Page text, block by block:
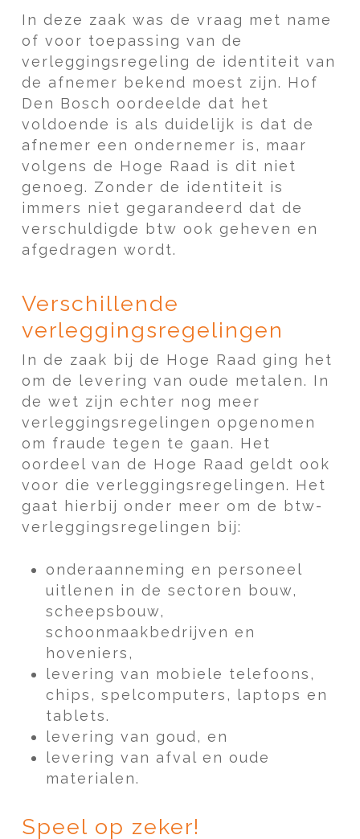
In deze zaak was de vraag met name
of voor toepassing van de
verleggingsregeling de identiteit van
de afnemer bekend moest zijn. Hof
Den Bosch oordeelde dat het
voldoende is als duidelijk is dat de
afnemer een ondernemer is, maar
volgens de Hoge Raad is dit niet
genoeg. Zonder de identiteit is
immers niet gegarandeerd dat de
verschuldigde btw ook geheven en
afgedragen wordt.
Verschillende
verleggingsregelingen
In de zaak bij de Hoge Raad ging het
om de levering van oude metalen. In
de wet zijn echter nog meer
verleggingsregelingen opgenomen
om fraude tegen te gaan. Het
oordeel van de Hoge Raad geldt ook
voor die verleggingsregelingen. Het
gaat hierbij onder meer om de btw-
verleggingsregelingen bij:
onderaanneming en personeel
uitlenen in de sectoren bouw,
scheepsbouw,
schoonmaakbedrijven en
hoveniers,
levering van mobiele telefoons,
chips, spelcomputers, laptops en
tablets.
levering van goud, en
levering van afval en oude
materialen.
Speel op zeker!